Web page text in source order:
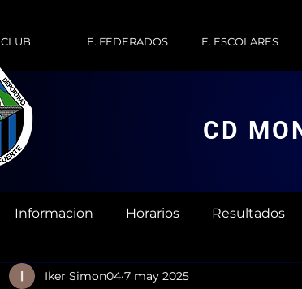
CLUB E. FEDERADOS E. ESCOLARES
CD
Informacion Horarios Resultados
Iker Simon04 7 may 2025